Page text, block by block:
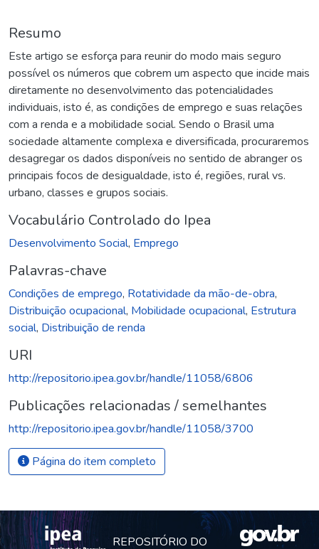
Resumo
Este artigo se esforça para reunir do modo mais seguro
possível os números que cobrem um aspecto que incide mais
diretamente no desenvolvimento das potencialidades
individuais, isto é, as condições de emprego e suas relações
com a renda e a mobilidade social. Sendo o Brasil uma
sociedade altamente complexa e diversificada, procuraremos
desagregar os dados disponíveis no sentido de abranger os
principais focos de desigualdade, isto é, regiões, rural vs.
urbano, classes e grupos sociais.
Vocabulário Controlado do Ipea
Desenvolvimento Social, Emprego
Palavras-chave
Condições de emprego, Rotatividade da mão-de-obra,
Distribuição ocupacional, Mobilidade ocupacional, Estrutura
social, Distribuição de renda
URI
http://repositorio.ipea.gov.br/handle/11058/6806
Publicações relacionadas / semelhantes
http://repositorio.ipea.gov.br/handle/11058/3700
Página do item completo
REPOSITÓRIO DO